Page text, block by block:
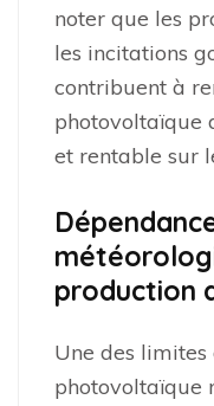
noter que les
les incitations
contribuent à
photovoltaïque
et rentable sur
production
Une des limites
photovoltaïque